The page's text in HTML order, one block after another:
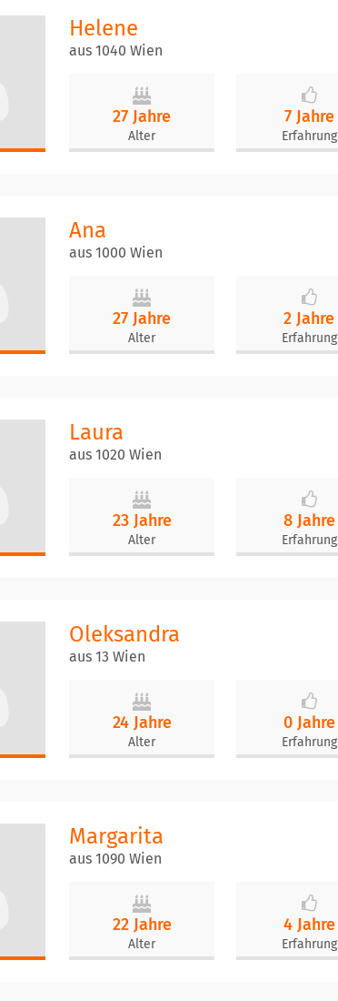
Helene
aus 1040 Wien
27 Jahre
Alter
7 Jahre
Erfahrung
Ana
aus 1000 Wien
27 Jahre
Alter
2 Jahre
Erfahrung
Laura
aus 1020 Wien
23 Jahre
Alter
8 Jahre
Erfahrung
Oleksandra
aus 13 Wien
24 Jahre
Alter
0 Jahre
Erfahrung
Margarita
aus 1090 Wien
22 Jahre
Alter
4 Jahre
Erfahrung